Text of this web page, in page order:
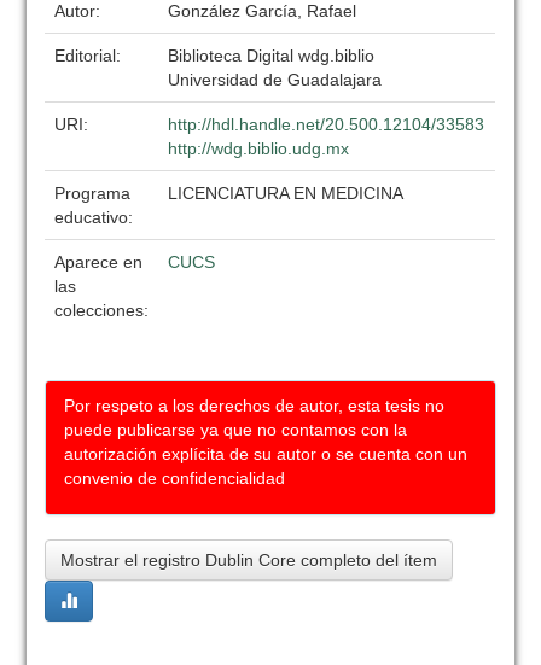
Autor: González García, Rafael
Editorial:
Biblioteca Digital wdg.biblio
Universidad de Guadalajara
URI:
http://hdl.handle.net/20.500.12104/33583
http://wdg.biblio.udg.mx
Programa
educativo:
LICENCIATURA EN MEDICINA
Aparece en
las
colecciones:
CUCS
Por respeto a los derechos de autor, esta tesis no
puede publicarse ya que no contamos con la
autorización explícita de su autor o se cuenta con un
convenio de confidencialidad
Mostrar el registro Dublin Core completo del ítem